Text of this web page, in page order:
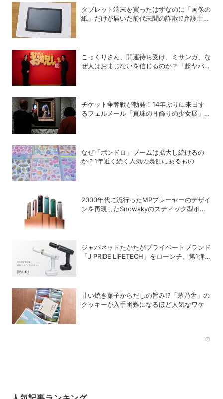
タブレット端末を買ったはずなのに「画像の
紙」だけが届いた前代未聞の詐欺!?弁護士が
こっくりさん、開運待ち受け、ミサンガ、な
ぜ人はおまじないを信じるのか？「超ヤバイ
チケット争奪戦が勃発！14年ぶりに来日す
るフェルメール「真珠の耳飾りの少女展」の
なぜ「ボンドロ」ブームは拡大し続けるの
か？1年近く続く人気の裏側にあるもの
2000年代に流行ったMPプレーヤーのデザイ
ンを再現したSnowskyのスティック型ポー
ジャパネットたかたがプライベートブランド
「J PRIDE LIFETECH」をローンチ、第1弾
甘い焼き菓子からだしの旨み!?「茅乃舎」の
クッキーが入手困難になるほど人気なワケ